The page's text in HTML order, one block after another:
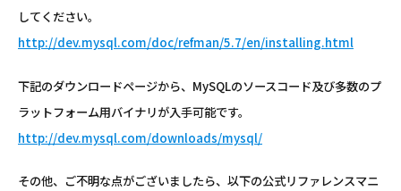
してください。
http://dev.mysql.com/doc/refman/5.7/en/installing.html
下記のダウンロードページから、MySQLのソースコード及び多数のプ
ラットフォーム用バイナリが入手可能です。
http://dev.mysql.com/downloads/mysql/
その他、ご不明な点がございましたら、以下の公式リファレンスマニ